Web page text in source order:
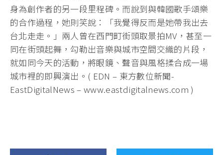
身為創作者的另一段里程碑。而說到與韓國歌手頌樂
的合作過程，她則笑說：「我覺得反而是她帶我出去
台北走走。」兩人曾在西門町街頭取景拍MV，甚至一
同在街頭起舞，勾勒出音樂與城市空間交織的片段，
就如同今天的活動，將眼鏡、聲音與風格揉合成一場
城市裡的即興演出。( EDN – 東方數位新聞-
EastDigitalNews – www.eastdigitalnews.com )